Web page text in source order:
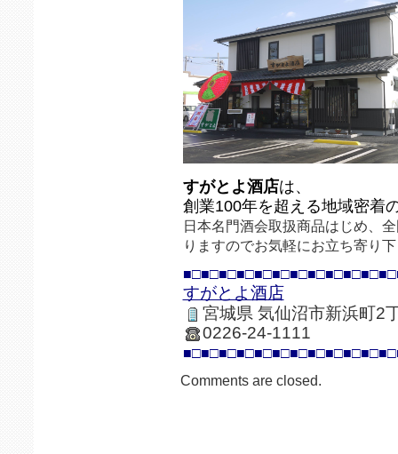
すがとよ酒店は、
創業100年を超える地域密着
日本名門酒会取扱商品はじめ、
りますのでお気軽にお立ち寄り
すがとよ酒店
宮城県 気仙沼市新浜町2
0226-24-1111
Comments are closed.